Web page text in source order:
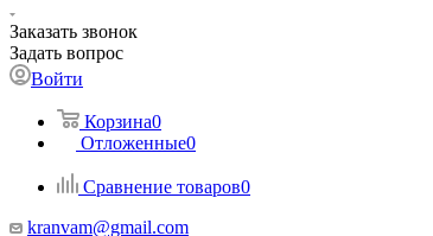
Заказать звонок
Задать вопрос
Войти
Корзина0
Отложенные0
Сравнение товаров0
kranvam@gmail.com